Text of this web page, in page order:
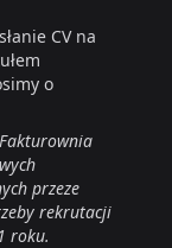
CV na
o
przeze
rekrutacji
roku.